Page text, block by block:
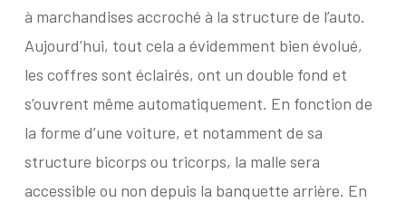
à marchandises accroché à la structure de l’auto.
Aujourd’hui, tout cela a évidemment bien évolué,
les coffres sont éclairés, ont un double fond et
s’ouvrent même automatiquement. En fonction de
la forme d’une voiture, et notamment de sa
structure bicorps ou tricorps, la malle sera
accessible ou non depuis la banquette arrière. En